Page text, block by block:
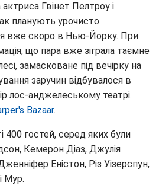
Гвінет Пелтроу і
планують урочисто
вже скоро в Нью-Йорку. При
що пара вже зіграла таємне
замасковане під вечірку на
заручин відбувалося в
лос-анджелеському театрі.
Bazaar.
400 гостей, серед яких були
Кемерон Діаз, Джулія
Еністон, Різ Уізерспун,
Мур.